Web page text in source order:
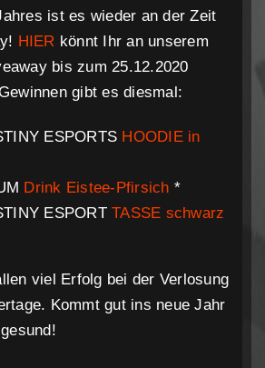
ist es wieder an der Zeit
HIER könnt Ihr an unserem
bis zum 25.12.2020
gibt es diesmal:
ESPORTS HOODIE in
Drink Eistee-Pfirsich *
ESPORTTASSE schwarz
viel Erfolg bei der Verlosung
Kommt gut ins neue Jahr